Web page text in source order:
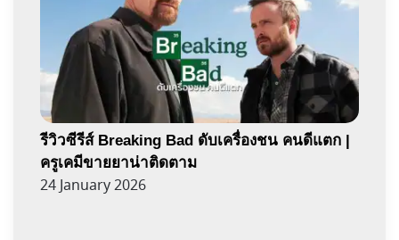
รีวิวซีรีส์ Breaking Bad ดับเครื่องชน คนดีแตก |
ครูเคมีขายยาน่าติดตาม
24 January 2026